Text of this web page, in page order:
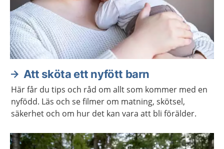
Att sköta ett nyfött barn
Här får du tips och råd om allt som kommer med en
nyfödd. Läs och se filmer om matning, skötsel,
säkerhet och om hur det kan vara att bli förälder.